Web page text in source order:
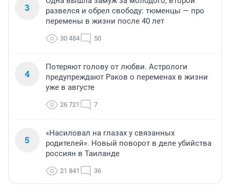
3
развелся и обрел свободу: тюменцы — про
перемены в жизни после 40 лет
30 484 50
4
Потеряют голову от любви. Астрологи
предупреждают Раков о переменах в жизни
уже в августе
26 721 7
5
«Насиловал на глазах у связанных
родителей». Новый поворот в деле убийства
россиян в Таиланде
21 841 36